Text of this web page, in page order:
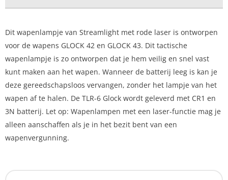
Dit wapenlampje van Streamlight met rode laser is ontworpen
voor de wapens GLOCK 42 en GLOCK 43. Dit tactische
wapenlampje is zo ontworpen dat je hem veilig en snel vast
kunt maken aan het wapen. Wanneer de batterij leeg is kan je
deze gereedschapsloos vervangen, zonder het lampje van het
wapen af te halen. De TLR-6 Glock wordt geleverd met CR1 en
3N batterij. Let op: Wapenlampen met een laser-functie mag je
alleen aanschaffen als je in het bezit bent van een
wapenvergunning.